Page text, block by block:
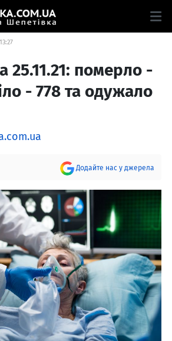
25.11.21: померло -
- 778 та одужало
Додайте нас у джерела